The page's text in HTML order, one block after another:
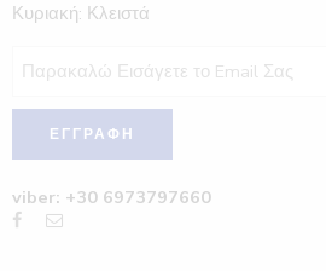
Κυριακή: Κλειστά
viber: +30 6973797660